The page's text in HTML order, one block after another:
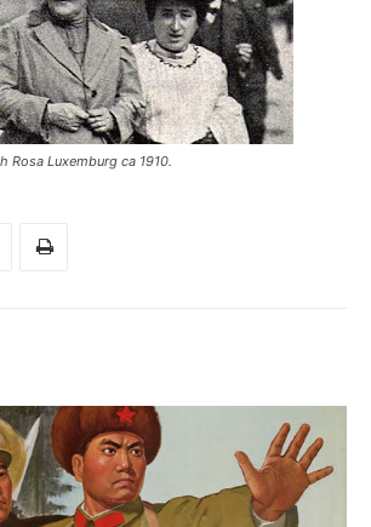
Rosa Luxemburg ca 1910.